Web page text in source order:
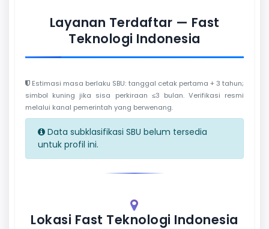
Layanan Terdaftar — Fast
Teknologi Indonesia
Estimasi masa berlaku SBU: tanggal cetak pertama + 3 tahun;
simbol kuning jika sisa perkiraan ≤3 bulan. Verifikasi resmi
melalui kanal pemerintah yang berwenang.
Data subklasifikasi SBU belum tersedia
untuk profil ini.
Lokasi Fast Teknologi Indonesia